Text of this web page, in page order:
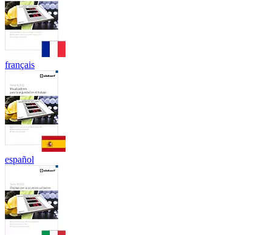
français
español